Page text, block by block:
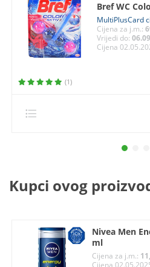
Bref WC
MultiPlusCard
Cijena za j.m.:
Vrijedi do:
Cijena
(1)
Kupci ovog
Nivea Men
ml
Cijena za j.m.: